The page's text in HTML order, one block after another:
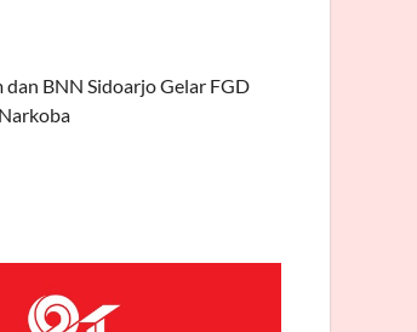
BNN Sidoarjo Gelar FGD